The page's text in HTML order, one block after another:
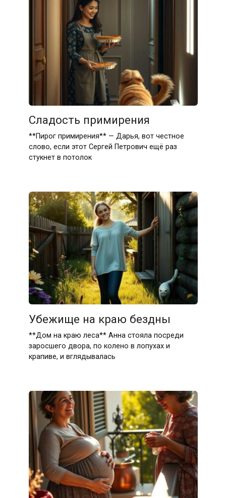
Сладость примирения
**Пирог примирения** — Дарья, вот честное
слово, если этот Сергей Петрович ещё раз
стукнет в потолок
Убежище на краю бездны
**Дом на краю леса** Анна стояла посреди
заросшего двора, по колено в лопухах и
крапиве, и вглядывалась